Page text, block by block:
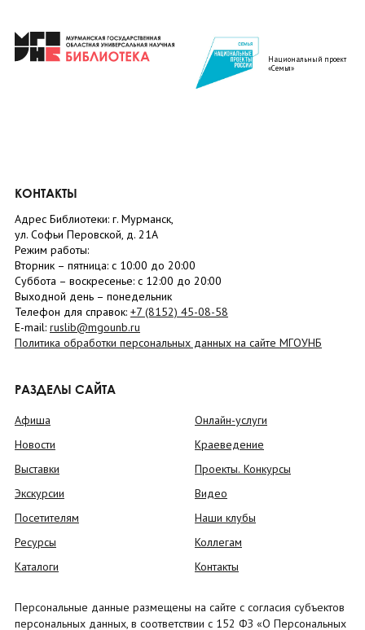
Национальный проект
«Семья»
КОНТАКТЫ
Адрес Библиотеки: г. Мурманск,
ул. Софьи Перовской, д. 21А
Режим работы:
Вторник – пятница: с 10:00 до 20:00
Суббота – воскресенье: c 12:00 до 20:00
Выходной день – понедельник
Телефон для справок: +7 (8152) 45-08-58
E-mail: ruslib@mgounb.ru
Политика обработки персональных данных на сайте МГОУНБ
РАЗДЕЛЫ САЙТА
Афиша
Новости
Выставки
Экскурсии
Посетителям
Ресурсы
Каталоги
Онлайн-услуги
Краеведение
Проекты. Конкурсы
Видео
Наши клубы
Коллегам
Контакты
Персональные данные размещены на сайте с согласия субъектов
персональных данных, в соответствии с 152 ФЗ «О Персональных